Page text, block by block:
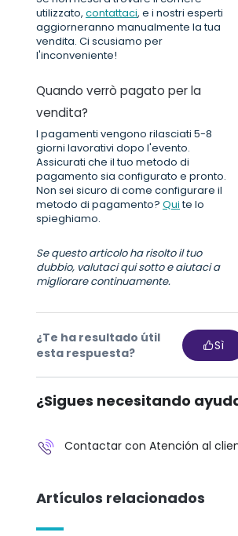
utilizzato, contattaci, e i nostri esperti
aggiorneranno manualmente la tua
vendita. Ci scusiamo per
l'inconveniente!
Quando verrò pagato per la
vendita?
I pagamenti vengono rilasciati 5-8
giorni lavorativi dopo l'evento.
Assicurati che il tuo metodo di
pagamento sia configurato e pronto.
Non sei sicuro di come configurare il
metodo di pagamento? Quite lo
spieghiamo.
Se questo articolo ha risolto il tuo
dubbio, valutaci qui sotto e aiutaci a
migliorare continuamente.
¿Te ha resultado útil
esta respuesta?
Sì
¿Sigues necesitando
Contactar con Atención al
Artículos relacionados